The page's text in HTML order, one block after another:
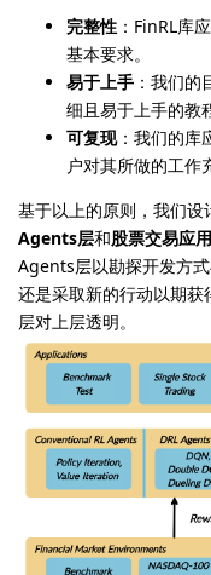
完整性 ：FinRL库
基本要求。
易于上手 ：我们
细且易于上手的教
可复现：我们的库
户对其所做的工作
基于以上的原则，我们设
Agents层和股票交易应
Agents层以勘探开发方
还是采取新的行动以期
层对上层透明。